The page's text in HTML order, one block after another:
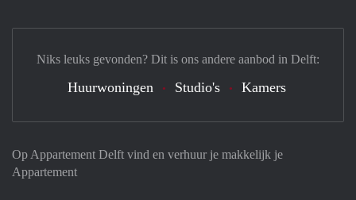
Op Appartement Delft vind en verhuur je makkelijk je
Appartement
Niks leuks gevonden? Dit is ons andere aanbod in Delft:
Huurwoningen Studio's Kamers